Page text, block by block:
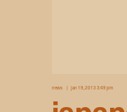
news jan 19, 2013 3:49 pm